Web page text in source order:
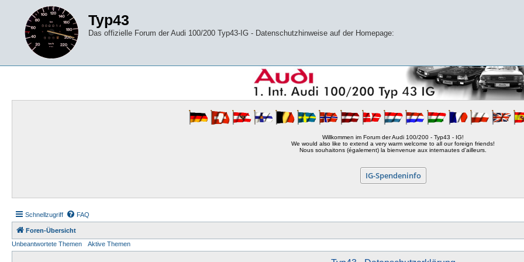
Typ43
Das offizielle Forum der Audi 100/200 Typ43-IG - Datenschutzhinweise auf der Homepage:
Willkommen im Forum der Audi 100/200 - Typ43 - IG!
We would also like to extend a very warm welcome to all our foreign friends!
Nous souhaitons (également) la bienvenue aux internautes d'ailleurs.
IG-Spendeninfo
Schnellzugriff FAQ
Foren-Übersicht
Unbeantwortete Themen
Aktive Themen